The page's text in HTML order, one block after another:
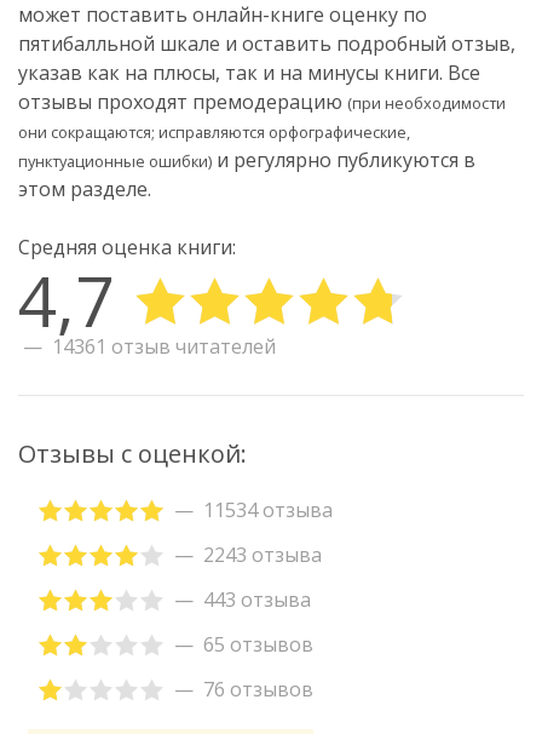
может поставить онлайн-книге оценку по
пятибалльной шкале и оставить подробный отзыв,
указав как на плюсы, так и на минусы книги. Все
отзывы проходят премодерацию (при необходимости
они сокращаются; исправляются орфографические,
пунктуационные ошибки) и регулярно публикуются в
этом разделе.
Средняя оценка книги:
4,7
14361 отзыв читателей
Отзывы с оценкой:
11534 отзыва
2243 отзыва
443 отзыва
65 отзывов
76 отзывов